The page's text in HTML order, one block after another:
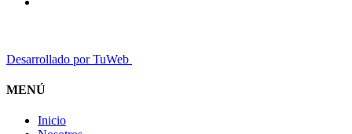
Desarrollado por TuWeb
MENÚ
Inicio